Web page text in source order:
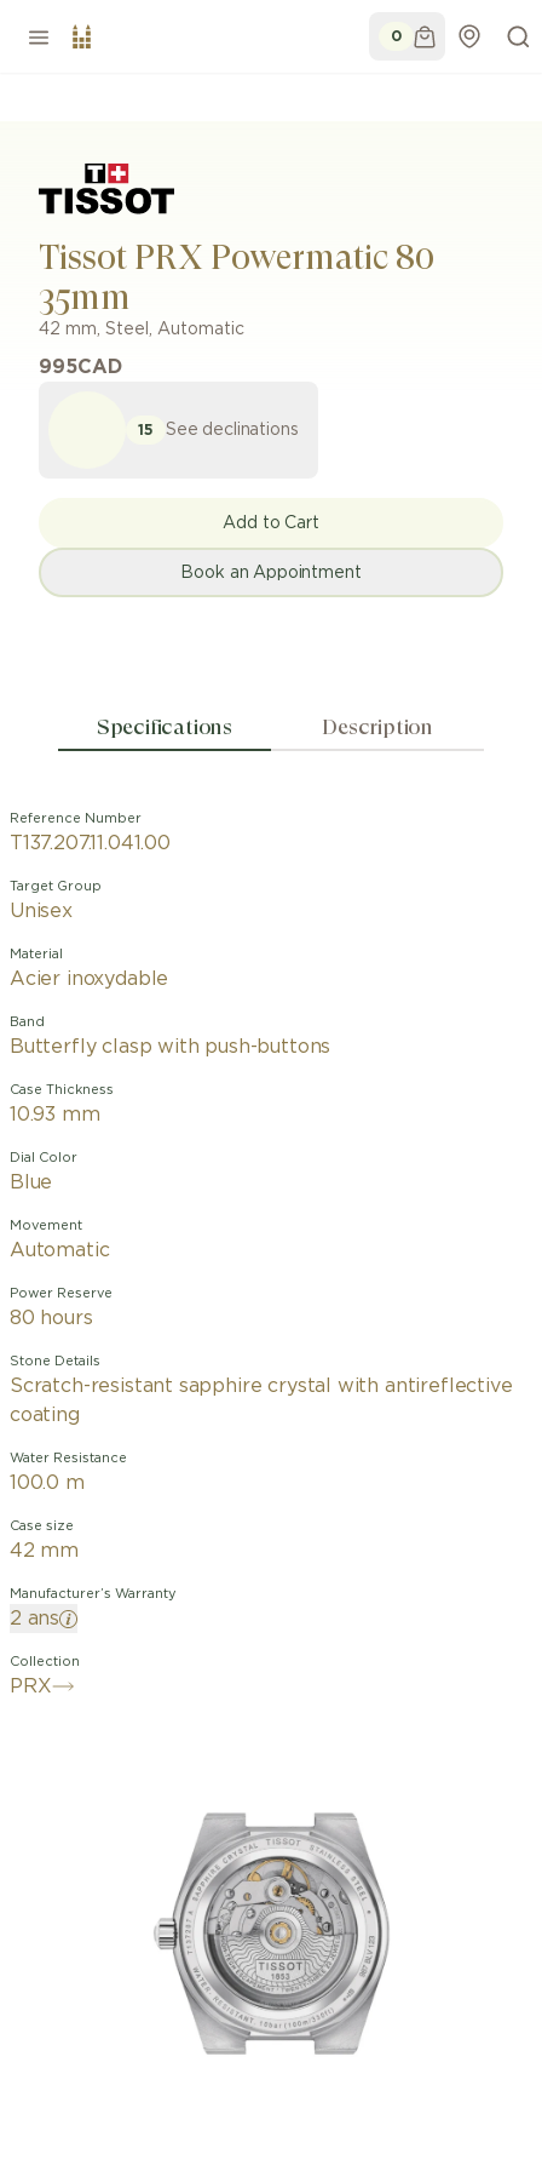
0
Tissot PRX Powermatic 80
35mm
42 mm, Steel , Automatic
995CAD
15 See declinations
Add to Cart
Book an Appointment
Specifications Description
Reference Number
T137.207.11.041.00
Target Group
Unisex
Material
Acier inoxydable
Band
Butterfly clasp with push-buttons
Case Thickness
10.93 mm
Dial Color
Blue
Movement
Automatic
Power Reserve
80 hours
Stone Details
Scratch-resistant sapphire crystal with antireflective
coating
Water Resistance
100.0 m
Case size
42 mm
Manufacturer’s Warranty
2 ans
Collection
PRX
35 mm est dotée d'un boîtier en acier
et d'un élégant cadran bleu. La Tissot
PRX se rapproche de son design
iconique des années 1970. Le motif
gaufré caractéristique du cadran ajoute
une touche de sophistication et
distingue le modèle automatique.
Étanche jusqu'à 100 mètres et équipée